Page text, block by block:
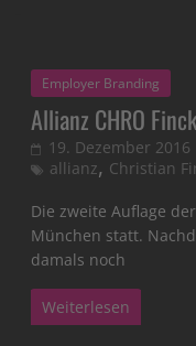
Employer Branding
Allianz CHRO
19. Dezember 2016
allianz, Christian
Die zweite Auflage
München statt.
damals noch
Weiterlesen